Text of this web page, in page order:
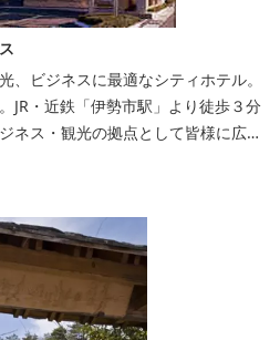
、ビジネスに最適なシティホテル。
JR・近鉄「伊勢市駅」より徒歩３分
ネス・観光の拠点として皆様に広く
階には、しゃぶしゃぶと日本料理の